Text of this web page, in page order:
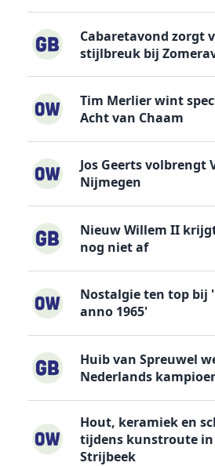
Cabaretavond zorgt
stijlbreuk bij
Tim Merlier wint
Acht van Chaam
Jos Geerts volbrengt
Nijmegen
Nieuw Willem II
nog niet af
Nostalgie ten top bij
anno 1965'
Huib van Spreuwel
Nederlands
Hout, keramiek en
tijdens kunstroute in
Strijbeek